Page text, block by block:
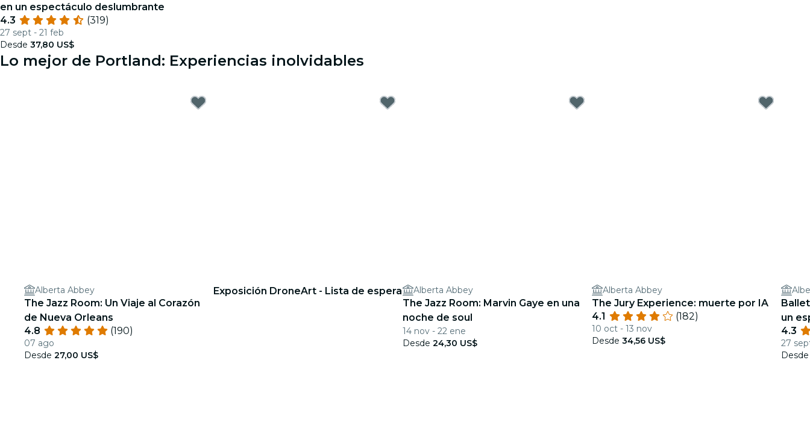
en un espectáculo deslumbrante
4.3
(319)
27 sept - 21 feb
Desde 37,80 US$
Lo mejor de Portland: Experiencias inolvidables
Alberta Abbey
The Jazz Room: Un Viaje al Corazón
de Nueva Orleans
4.8
(190)
07 ago
Desde 27,00 US$
Exposición DroneArt - Lista de espera Alberta Abbey
The Jazz Room: Marvin Gaye en una
noche de soul
14 nov - 22 ene
Desde 24,30 US$
Alberta Abbey
The Jury Experience: muerte por IA
4.1
(182)
10 oct - 13 nov
Desde 34,56 US$
un
4.3
27